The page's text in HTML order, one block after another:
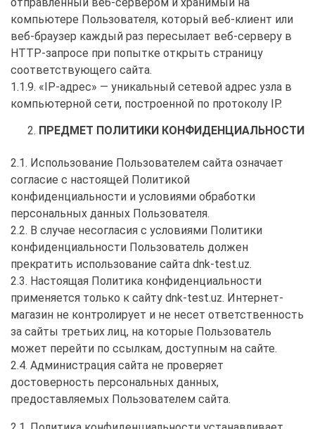
компьютере Пользователя, который веб-клиент или
веб-браузер каждый раз пересылает веб-серверу в
HTTP-запросе при попытке открыть страницу
соответствующего сайта.
1.1.9. «IP-адрес» — уникальный сетевой адрес узла в
компьютерной сети, построенной по протоколу IP.
ПРЕДМЕТ ПОЛИТИКИ КОНФИДЕНЦИАЛЬНОСТИ
2.1. Использование Пользователем сайта означает
согласие с настоящей Политикой
конфиденциальности и условиями обработки
персональных данных Пользователя.
2.2. В случае несогласия с условиями Политики
конфиденциальности Пользователь должен
прекратить использование сайта dnk-test.uz.
2.3. Настоящая Политика конфиденциальности
применяется только к сайту dnk-test.uz. Интернет-
магазин не контролирует и не несет ответственность
за сайты третьих лиц, на которые Пользователь
может перейти по ссылкам, доступным на сайте.
2.4. Администрация сайта не проверяет
достоверность персональных данных,
предоставляемых Пользователем сайта.